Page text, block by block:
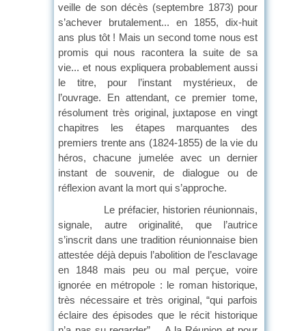
veille de son décès (septembre 1873) pour
s’achever brutalement... en 1855, dix-huit
ans plus tôt ! Mais un second tome nous est
promis qui nous racontera la suite de sa
vie... et nous expliquera probablement aussi
le titre, pour l’instant mystérieux, de
l’ouvrage. En attendant, ce premier tome,
résolument très original, juxtapose en vingt
chapitres les étapes marquantes des
premiers trente ans (1824-1855) de la vie du
héros, chacune jumelée avec un dernier
instant de souvenir, de dialogue ou de
réflexion avant la mort qui s’approche.
Le préfacier, historien réunionnais,
signale, autre originalité, que l’autrice
s’inscrit dans une tradition réunionnaise bien
attestée déjà depuis l’abolition de l’esclavage
en 1848 mais peu ou mal perçue, voire
ignorée en métropole : le roman historique,
très nécessaire et très original, “qui parfois
éclaire des épisodes que le récit historique